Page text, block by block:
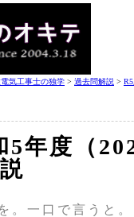
気工事士の独学 > 過去問解説 >
5年度（
。一口で言うと。